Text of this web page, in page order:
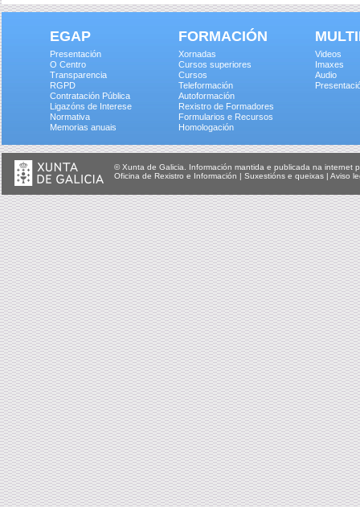
EGAP
Presentación
O Centro
Transparencia
RGPD
Contratación Pública
Ligazóns de Interese
Normativa
Memorias anuais
FORMACIÓN
Xornadas
Cursos superiores
Cursos
Teleformación
Autoformación
Rexistro de Formadores
Formularios e Recursos
Homologación
Videos
Imaxes
Audio
© Xunta de Galicia. Información mantida e publicada na internet
Oficina de Rexistro e Información | Suxestións e queixas | Aviso